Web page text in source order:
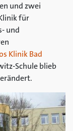
und zwei
für
und
Klinik Bad
Schule blieb